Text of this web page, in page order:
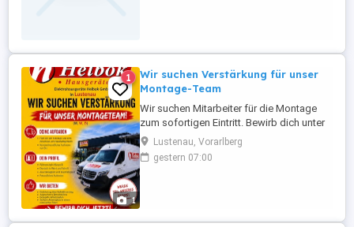
1
1
Wir suchen Verstärkung für unser
Montage-Team
Wir suchen Mitarbeiter für die Montage
zum sofortigen Eintritt. Bewirb dich unter
Lustenau, Vorarlberg
gestern 07:00